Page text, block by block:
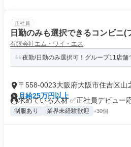
正社員
日勤のみも選択できるコンビニ(
有限会社エム・ワイ・エス
夜勤/日勤のみ選択可！グループ11店舗
〒558-0023大阪府大阪市住吉区山
月給25万円以上
求めている人材 ✅正社員デビュー
制服あり 業界未経験歓迎 +30個